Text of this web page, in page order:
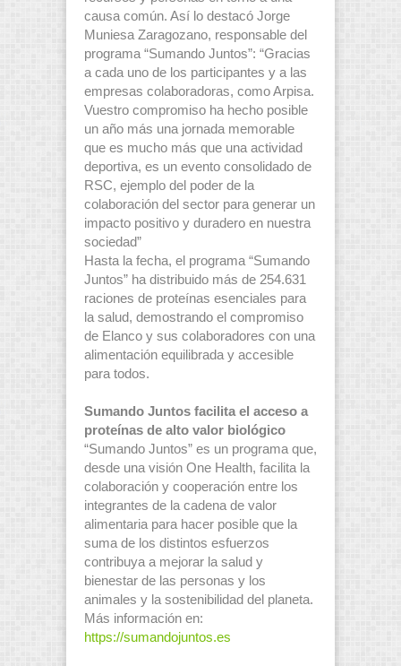
causa común. Así lo destacó Jorge
Muniesa Zaragozano, responsable del
programa “Sumando Juntos”: “Gracias
a cada uno de los participantes y a las
empresas colaboradoras, como Arpisa.
Vuestro compromiso ha hecho posible
un año más una jornada memorable
que es mucho más que una actividad
deportiva, es un evento consolidado de
RSC, ejemplo del poder de la
colaboración del sector para generar un
impacto positivo y duradero en nuestra
sociedad”
Hasta la fecha, el programa “Sumando
Juntos” ha distribuido más de 254.631
raciones de proteínas esenciales para
la salud, demostrando el compromiso
de Elanco y sus colaboradores con una
alimentación equilibrada y accesible
para todos.
Sumando Juntos facilita el acceso a
proteínas de alto valor biológico
“Sumando Juntos” es un programa que,
desde una visión One Health, facilita la
colaboración y cooperación entre los
integrantes de la cadena de valor
alimentaria para hacer posible que la
suma de los distintos esfuerzos
contribuya a mejorar la salud y
bienestar de las personas y los
animales y la sostenibilidad del planeta.
Más información en:
https://sumandojuntos.es